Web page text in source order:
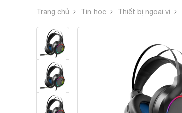
Trang chủ Tin học Thiết bị ngoại vi